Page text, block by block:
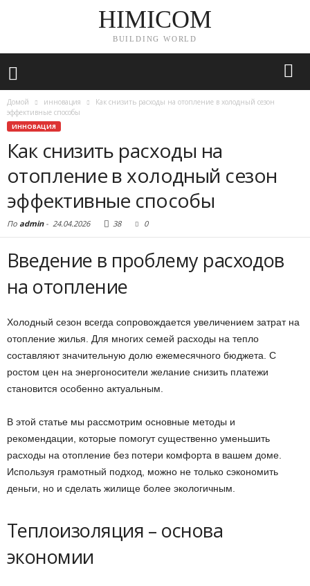
HIMICOM
BUILDING WORLD
Домой инновация
Как снизить расходы на отопление в холодный сезон
эффективные способы
ИННОВАЦИЯ
Как снизить расходы на
отопление в холодный сезон
эффективные способы
По admin- 24.04.2026 38 0
Введение в проблему расходов
на отопление
Холодный сезон всегда сопровождается увеличением затрат на
отопление жилья. Для многих семей расходы на тепло
составляют значительную долю ежемесячного бюджета. С
ростом цен на энергоносители желание снизить платежи
становится особенно актуальным.
В этой статье мы рассмотрим основные методы и
рекомендации, которые помогут существенно уменьшить
расходы на отопление без потери комфорта в вашем доме.
Используя грамотный подход, можно не только сэкономить
деньги, но и сделать жилище более экологичным.
Теплоизоляция – основа
экономии